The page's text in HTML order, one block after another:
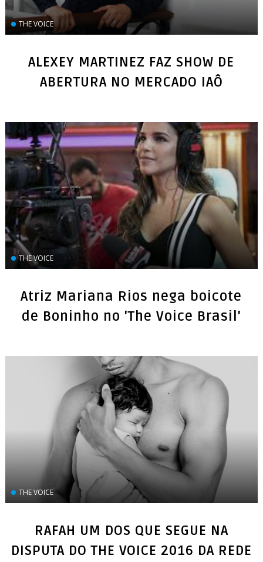
THE VOICE
ALEXEY MARTINEZ FAZ SHOW DE
ABERTURA NO MERCADO IAÔ
THE VOICE
Atriz Mariana Rios nega boicote
de Boninho no 'The Voice Brasil'
THE VOICE
RAFAH UM DOS QUE SEGUE NA
DISPUTA DO THE VOICE 2016 DA REDE